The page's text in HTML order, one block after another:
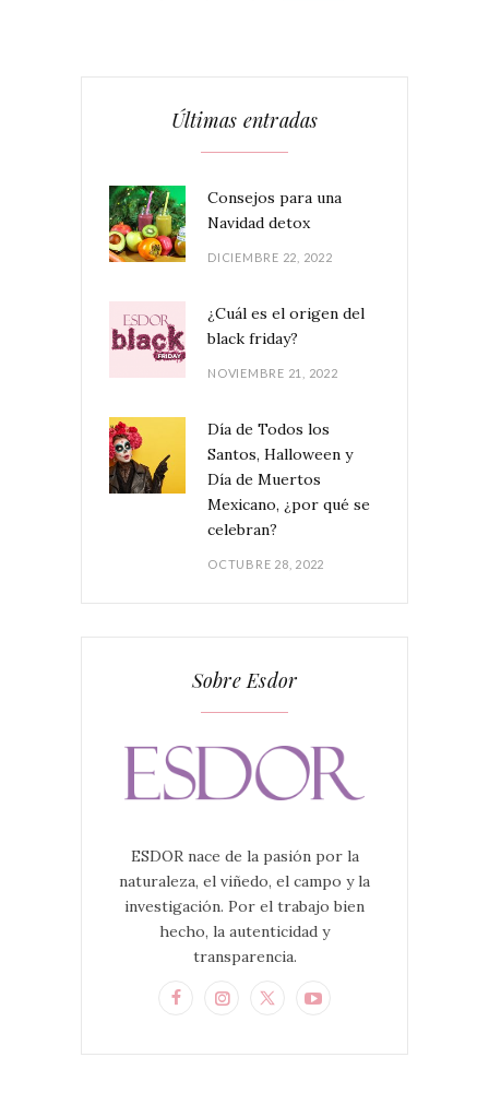
Últimas entradas
Consejos para una
Navidad detox
DICIEMBRE 22, 2022
¿Cuál es el origen del
black friday?
NOVIEMBRE 21, 2022
Día de Todos los
Santos, Halloween y
Día de Muertos
Mexicano, ¿por qué se
celebran?
OCTUBRE 28, 2022
Sobre Esdor
ESDOR nace de la pasión por la
naturaleza, el viñedo, el campo y la
investigación. Por el trabajo bien
hecho, la autenticidad y
transparencia.